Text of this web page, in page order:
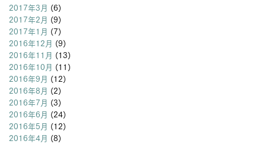
2017年3月 (6)
2017年2月 (9)
2017年1月 (7)
2016年12月 (9)
2016年11月 (13)
2016年10月 (11)
2016年9月 (12)
2016年8月 (2)
2016年7月 (3)
2016年6月 (24)
2016年5月 (12)
2016年4月 (8)